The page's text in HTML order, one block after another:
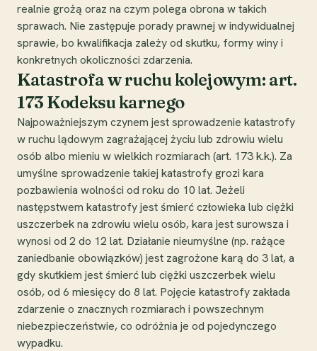
realnie grożą oraz na czym polega obrona w takich
sprawach. Nie zastępuje porady prawnej w indywidualnej
sprawie, bo kwalifikacja zależy od skutku, formy winy i
konkretnych okoliczności zdarzenia.
Katastrofa w ruchu kolejowym: art.
173 Kodeksu karnego
Najpoważniejszym czynem jest sprowadzenie katastrofy
w ruchu lądowym zagrażającej życiu lub zdrowiu wielu
osób albo mieniu w wielkich rozmiarach (art. 173 k.k.). Za
umyślne sprowadzenie takiej katastrofy grozi kara
pozbawienia wolności od roku do 10 lat. Jeżeli
następstwem katastrofy jest śmierć człowieka lub ciężki
uszczerbek na zdrowiu wielu osób, kara jest surowsza i
wynosi od 2 do 12 lat. Działanie nieumyślne (np. rażące
zaniedbanie obowiązków) jest zagrożone karą do 3 lat, a
gdy skutkiem jest śmierć lub ciężki uszczerbek wielu
osób, od 6 miesięcy do 8 lat. Pojęcie katastrofy zakłada
zdarzenie o znacznych rozmiarach i powszechnym
niebezpieczeństwie, co odróżnia je od pojedynczego
wypadku.